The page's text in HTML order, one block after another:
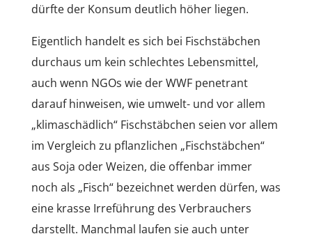
dürfte der Konsum deutlich höher liegen.
Eigentlich handelt es sich bei Fischstäbchen
durchaus um kein schlechtes Lebensmittel,
auch wenn NGOs wie der WWF penetrant
darauf hinweisen, wie umwelt- und vor allem
„klimaschädlich“ Fischstäbchen seien vor allem
im Vergleich zu pflanzlichen „Fischstäbchen“
aus Soja oder Weizen, die offenbar immer
noch als „Fisch“ bezeichnet werden dürfen, was
eine krasse Irreführung des Verbrauchers
darstellt. Manchmal laufen sie auch unter